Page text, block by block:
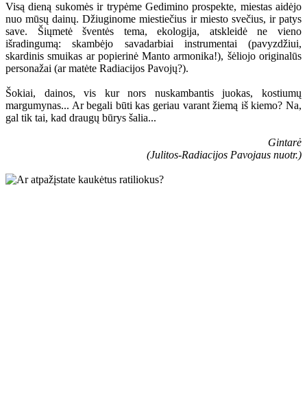
Visą dieną sukomės ir trypėme Gedimino prospekte, miestas aidėjo
nuo mūsų dainų. Džiuginome miestiečius ir miesto svečius, ir patys
save. Šiųmetė šventės tema, ekologija, atskleidė ne vieno
išradingumą: skambėjo savadarbiai instrumentai (pavyzdžiui,
skardinis smuikas ar popierinė Manto armonika!), šėliojo originalūs
personažai (ar matėte Radiacijos Pavojų?).
Šokiai, dainos, vis kur nors nuskambantis juokas, kostiumų
margumynas... Ar begali būti kas geriau varant žiemą iš kiemo? Na,
gal tik tai, kad draugų būrys šalia...
Gintarė
(Julitos-Radiacijos Pavojaus nuotr.)